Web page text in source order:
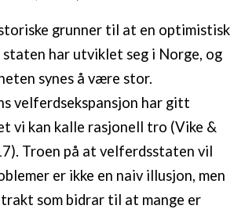
grunner til at en optimistisk
har utviklet seg i Norge, og
synes å være stor.
velferdsekspansjon har gitt
vi kan kalle rasjonell tro (Vike &
Troen på at velferdsstaten vil
er ikke en naiv illusjon, men
som bidrar til at mange er